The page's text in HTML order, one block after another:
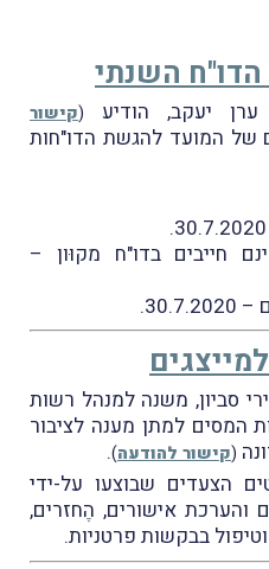
השנתי
יעקב, הודיע (קישור
של המועד להגשת הדו"חות
חייבים בדו"ח מקוּון –
סביון, משנה למנהל רשות
המסים למתן מענה לציבור
(קישור להודעה)
.
הצעדים שבוצעו על-ידי
והערכת אישורים, הֶחזרים,
בבקשות פרטניות.